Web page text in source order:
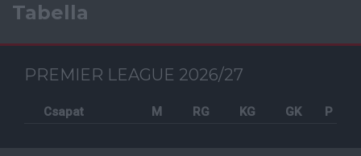
Tabella
PREMIER LEAGUE 2026/27
Csapat M RG KG GK P